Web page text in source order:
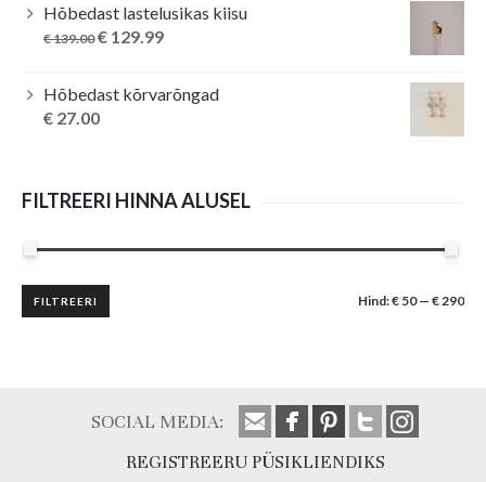
Hõbedast lastelusikas kiisu
€139.00 Original
€ 139.00.
€ 129.99Current
€ 129.99.
Hõbedast kõrvarõngad
€ 27.00
FILTREERI HINNA ALUSEL
Minimaalne
hind
Maksimaalne
hind
FILTREERI Hind:€ 50— € 290
SOCIAL MEDIA:
REGISTREERU PÜSIKLIENDIKS